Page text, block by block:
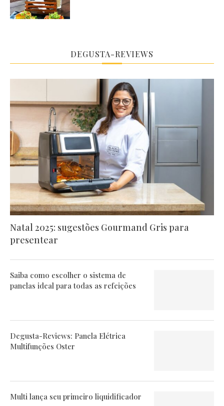
DEGUSTA-REVIEWS
Natal 2025: sugestões Gourmand Gris para
presentear
Saiba como escolher o sistema de
panelas ideal para todas as refeições
Degusta-Reviews: Panela Elétrica
Multifunções Oster
Multi lança seu primeiro liquidificador